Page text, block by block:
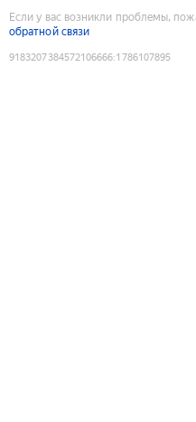
Если у вас возникли проблемы,
обратной связи
9183207384572106666:1786107895